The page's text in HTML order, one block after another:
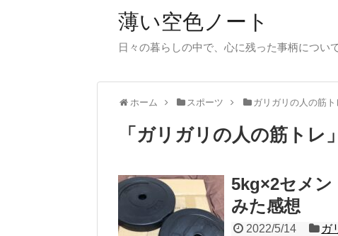
薄い空色ノート
日々の暮らしの中で、心に残った事柄につい
ホーム スポーツ ガリガリの人の筋ト
「 ガリガリの人の筋トレ 」
5kg×2セメン
みた感想
2022/5/14
ガ